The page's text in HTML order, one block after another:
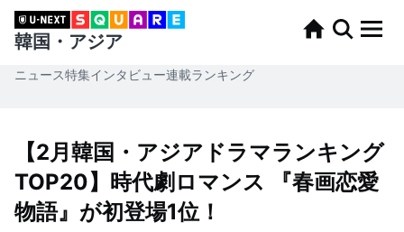
韓国・アジア
ニュース特集インタビュー連載ランキング
【2月韓国・アジアドラマランキング
TOP20】時代劇ロマンス 『春画恋愛
物語』が初登場1位！